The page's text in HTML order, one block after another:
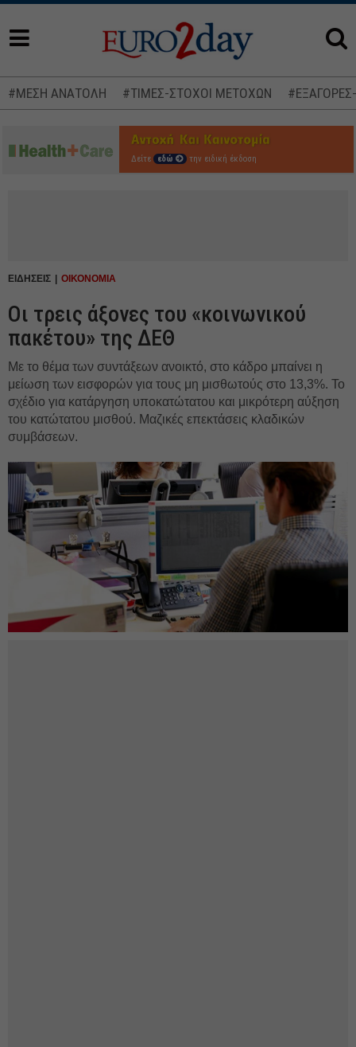
#ΜΕΣΗ ΑΝΑΤΟΛΗ #ΤΙΜΕΣ-ΣΤΟΧΟΙ ΜΕΤΟΧΩΝ
Δείτε εδώ την ειδική έκδοση
ΕΙΔΗΣΕΙΣ ΟΙΚΟΝΟΜΙΑ
Οι τρεις άξονες του «κοινωνικού
πακέτου» της ΔΕΘ
Με το θέμα των συντάξεων ανοικτό, στο κάδρο μπαίνει η
μείωση των εισφορών για τους μη μισθωτούς στο 13,3%. Το
σχέδιο για κατάργηση υποκατώτατου και μικρότερη αύξηση
του κατώτατου μισθού. Μαζικές επεκτάσεις κλαδικών
συμβάσεων.